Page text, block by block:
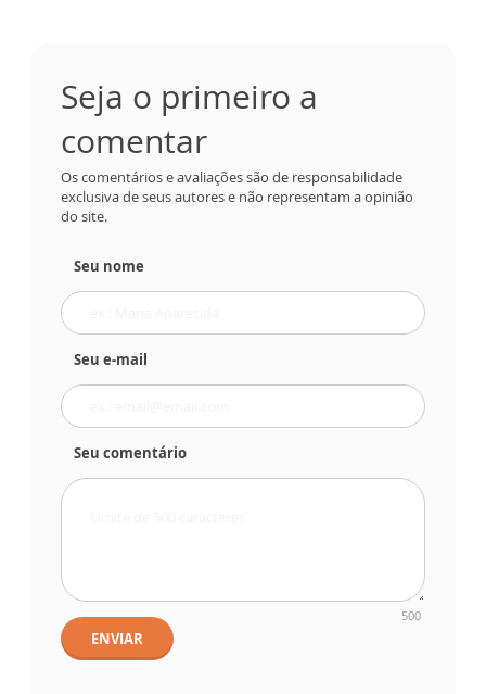
Seja o primeiro a
comentar
Os comentários e avaliações são de responsabilidade
exclusiva de seus autores e não representam a opinião
do site.
Seu nome
Seu e-mail
Seu comentário
500
ENVIAR